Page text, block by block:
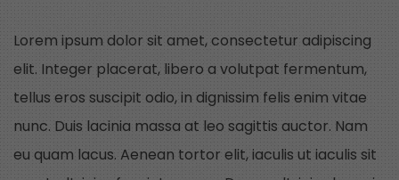
Lorem ipsum dolor sit amet, consectetur adipiscing
elit. Integer placerat, libero a volutpat fermentum,
tellus eros suscipit odio, in dignissim felis enim vitae
nunc. Duis lacinia massa at leo sagittis auctor. Nam
eu quam lacus. Aenean tortor elit, iaculis ut iaculis sit